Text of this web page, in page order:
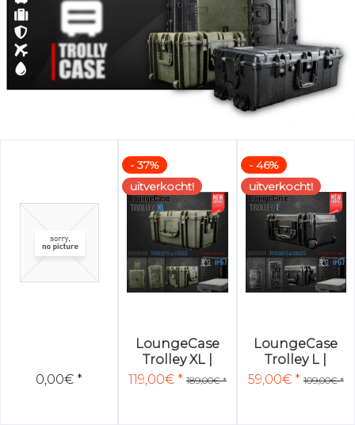
0,00€ *
- 37%
uitverkocht!
LoungeCase
Trolley XL |
Green |
67x51x36cm |...
119,00€ * 189,00€ *
- 46%
uitverkocht!
LoungeCase
Trolley L |
Black |
55x35x24cm |...
59,00€ * 109,00€ *